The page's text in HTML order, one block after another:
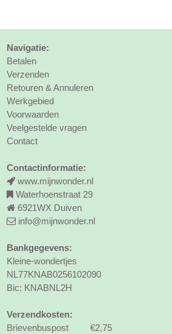
Navigatie:
Betalen
Verzenden
Retouren & Annuleren
Werkgebied
Voorwaarden
Veelgestelde vragen
Contact
Contactinformatie:
www.mijnwonder.nl
Waterhoenstraat 29
6921WX Duiven
info@mijnwonder.nl
Bankgegevens:
Kleine-wondertjes
NL77KNAB0256102090
Bic: KNABNL2H
Verzendkosten:
Brievenbuspost €2,75